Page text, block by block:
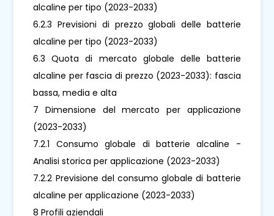
alcaline per tipo (2023-2033)
6.2.3 Previsioni di prezzo globali delle batterie
alcaline per tipo (2023-2033)
6.3 Quota di mercato globale delle batterie
alcaline per fascia di prezzo (2023-2033): fascia
bassa, media e alta
7 Dimensione del mercato per applicazione
(2023-2033)
7.2.1 Consumo globale di batterie alcaline -
Analisi storica per applicazione (2023-2033)
7.2.2 Previsione del consumo globale di batterie
alcaline per applicazione (2023-2033)
8 Profili aziendali